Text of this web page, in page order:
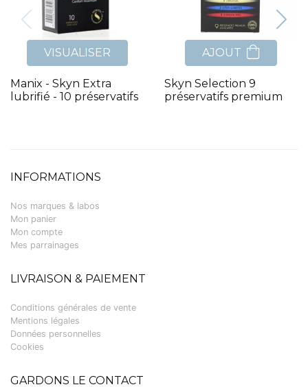
VISUALISER
Manix - Skyn Extra
lubrifié - 10 préservatifs
AJOUT
Skyn Selection 9
préservatifs premium
INFORMATIONS
Nos marques & labos
Mon panier
Mon compte
Mes parrainages
LIVRAISON & PAIEMENT
Conditions générales de vente
Mentions légales
Données personnelles
Cookies
GARDONS LE CONTACT